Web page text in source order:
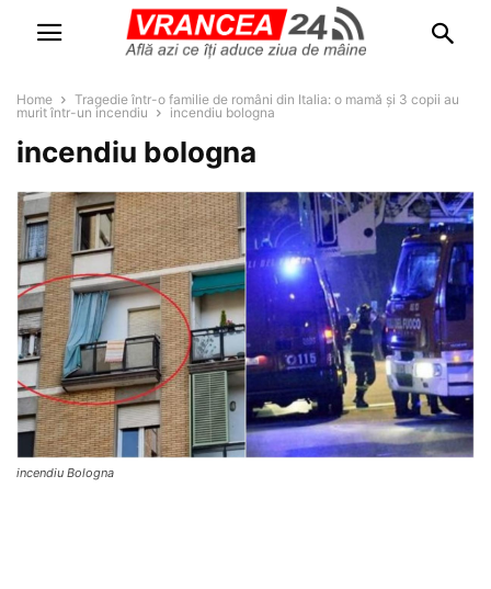
Home
Tragedie într-o familie de români din Italia: o mamă și 3 copii au
murit într-un incendiu
incendiu bologna
incendiu bologna
incendiu Bologna